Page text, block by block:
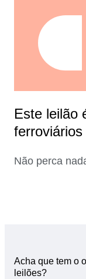
Este leilão
ferroviários
Não perca
Acha que tem o
leilões?